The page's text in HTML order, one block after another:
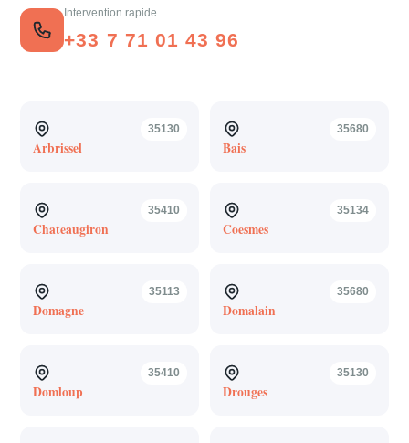
Intervention rapide
+33 7 71 01 43 96
35130
Arbrissel
35680
Bais
35410
Chateaugiron
35134
Coesmes
35113
Domagne
35680
Domalain
35410
Domloup
35130
Drouges